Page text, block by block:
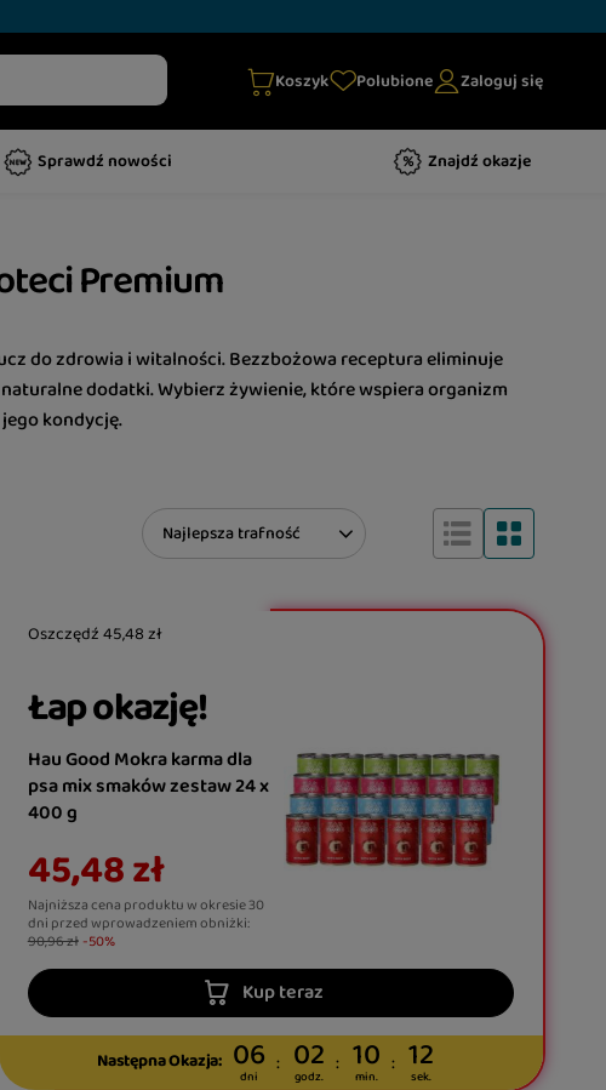
Koszyk Polubione Zaloguj się
Sprawdź nowości Znajdź okazje
Premium
do zdrowia i witalności. Bezzbożowa receptura eliminuje
dodatki. Wybierz żywienie, które wspiera organizm
kondycję.
Zmień sortowanie
Najlepsza trafność
Oszczędź45,48 zł
Łap okazję!
Hau Good Mokra karma dla
psa mix smaków zestaw 24 x
400 g
45,48 zł
Najniższa cena produktu w okresie 30
dni przed wprowadzeniem obniżki:
90,96 zł -50%
Kup teraz
Następna Okazja:
dni
06 godz.
02 min.
10 sek.
10